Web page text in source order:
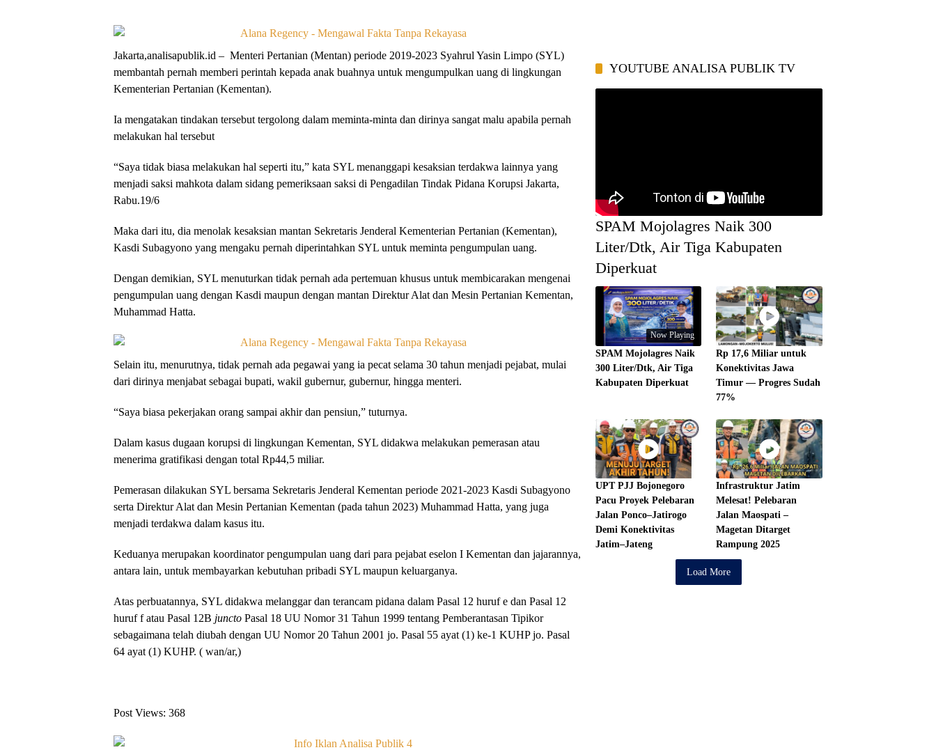
Jakarta,analisapublik.id – Menteri Pertanian (Mentan) periode 2019-2023 Syahrul Yasin Limpo (SYL)
membantah pernah memberi perintah kepada anak buahnya untuk mengumpulkan uang di lingkungan
Kementerian Pertanian (Kementan).
Ia mengatakan tindakan tersebut tergolong dalam meminta-minta dan dirinya sangat malu apabila pernah
melakukan hal tersebut
“Saya tidak biasa melakukan hal seperti itu,” kata SYL menanggapi kesaksian terdakwa lainnya yang
menjadi saksi mahkota dalam sidang pemeriksaan saksi di Pengadilan Tindak Pidana Korupsi Jakarta,
Rabu.19/6
Maka dari itu, dia menolak kesaksian mantan Sekretaris Jenderal Kementerian Pertanian (Kementan),
Kasdi Subagyono yang mengaku pernah diperintahkan SYL untuk meminta pengumpulan uang.
Dengan demikian, SYL menuturkan tidak pernah ada pertemuan khusus untuk membicarakan mengenai
pengumpulan uang dengan Kasdi maupun dengan mantan Direktur Alat dan Mesin Pertanian Kementan,
Muhammad Hatta.
Selain itu, menurutnya, tidak pernah ada pegawai yang ia pecat selama 30 tahun menjadi pejabat, mulai
dari dirinya menjabat sebagai bupati, wakil gubernur, gubernur, hingga menteri.
“Saya biasa pekerjakan orang sampai akhir dan pensiun,” tuturnya.
Dalam kasus dugaan korupsi di lingkungan Kementan, SYL didakwa melakukan pemerasan atau
menerima gratifikasi dengan total Rp44,5 miliar.
Pemerasan dilakukan SYL bersama Sekretaris Jenderal Kementan periode 2021-2023 Kasdi Subagyono
serta Direktur Alat dan Mesin Pertanian Kementan (pada tahun 2023) Muhammad Hatta, yang juga
menjadi terdakwa dalam kasus itu.
Keduanya merupakan koordinator pengumpulan uang dari para pejabat eselon I Kementan dan jajarannya,
antara lain, untuk membayarkan kebutuhan pribadi SYL maupun keluarganya.
Atas perbuatannya, SYL didakwa melanggar dan terancam pidana dalam Pasal 12 huruf e dan Pasal 12
huruf f atau Pasal 12B juncto Pasal 18 UU Nomor 31 Tahun 1999 tentang Pemberantasan Tipikor
sebagaimana telah diubah dengan UU Nomor 20 Tahun 2001 jo. Pasal 55 ayat (1) ke-1 KUHP jo. Pasal
64 ayat (1) KUHP. ( wan/ar,)
Post Views: 368
YOUTUBE ANALISA PUBLIK TV
SPAM Mojolagres Naik 300
Liter/Dtk, Air Tiga Kabupaten
Diperkuat
Now Playing
SPAM Mojolagres Naik
300 Liter/Dtk, Air Tiga
Kabupaten Diperkuat
Rp 17,6 Miliar untuk
Konektivitas Jawa
Timur — Progres Sudah
77%
UPT PJJ Bojonegoro
Pacu Proyek Pelebaran
Jalan Ponco–Jatirogo
Demi Konektivitas
Jatim–Jateng
Infrastruktur Jatim
Melesat! Pelebaran
Jalan Maospati –
Magetan Ditarget
Rampung 2025
Load More